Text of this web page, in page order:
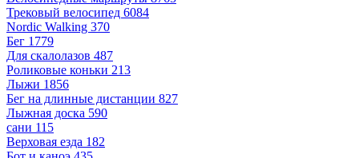
Трековый велосипед 6084
Nordic Walking 370
Бег 1779
Для скалолазов 487
Роликовые коньки 213
Лыжи 1856
Бег на длинные дистанции 827
Лыжная доска 590
сани 115
Верховая езда 182